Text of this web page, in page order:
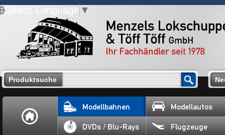
Select Language ▼
Produktsuche
Modellbahnen Modellautos
DVDs / Blu-Rays Flugzeuge